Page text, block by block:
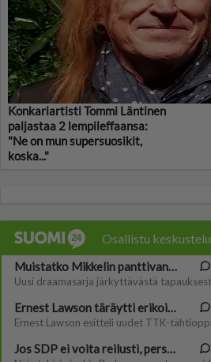
Konkariartisti Tommi Läntinen
paljastaa 2 lempileffaansa:
"Ne on mun supersuosikit,
koska..."